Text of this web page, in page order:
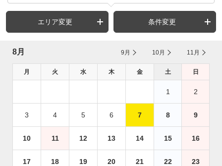
エリア変更 条件変更
8月 9月 10月 11月
月 火 水 木 金 土 日
1 2
3 4 5 6 7 8 9
10 11 12 13 14 15 16
17 18 19 20 21 22 23